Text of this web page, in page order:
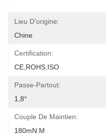
Lieu D'origine:
Chine
Certification:
CE,ROHS,ISO
Passe-Partout:
1,8°
Couple De Maintien:
180mN.m